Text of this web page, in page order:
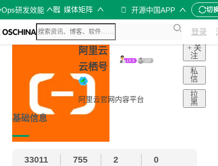
研发效能 媒体矩阵 开源中国APP 切
登录
阿里云
云栖号
阿里云官网内容平台
+ 关
注
私
信
拉
黑
基础信息
33011 755 2 0